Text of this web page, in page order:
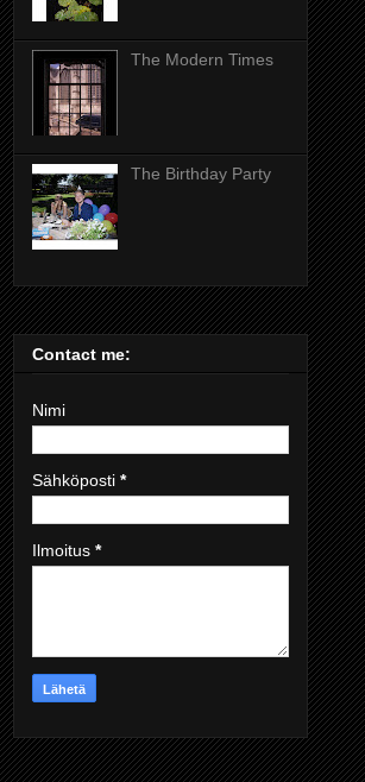
The Modern Times
The Birthday Party
Contact me:
Nimi
Sähköposti *
Ilmoitus *